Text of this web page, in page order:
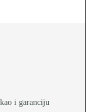
i garanciju